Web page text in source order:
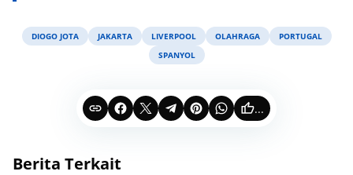
DIOGO JOTA JAKARTA LIVERPOOL OLAHRAGA
PORTUGAL
SPANYOL
...
Berita Terkait